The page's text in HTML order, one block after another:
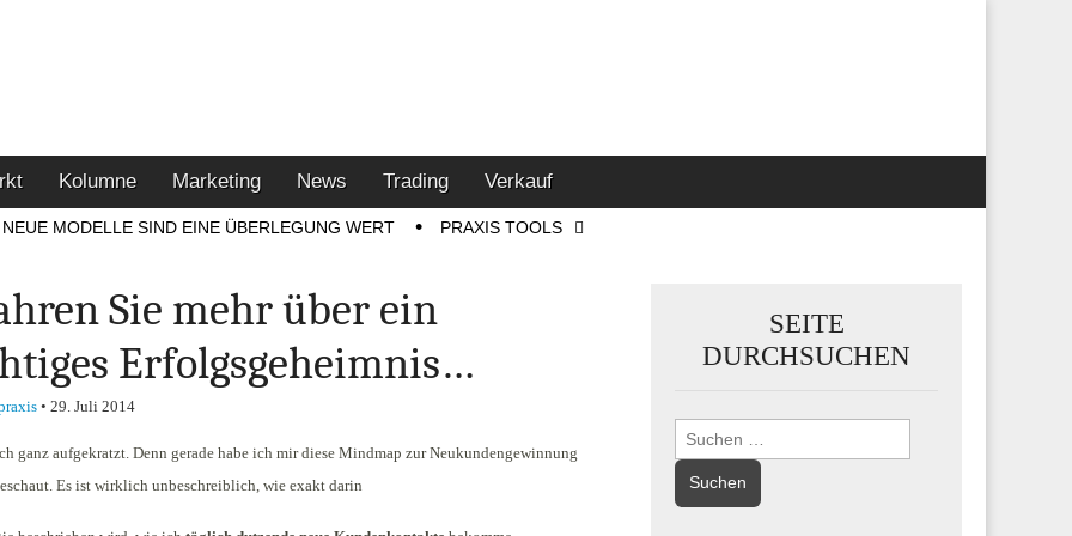
Kolumne Marketing News Trading Verkauf
NEUE MODELLE SIND EINE ÜBERLEGUNG WERT PRAXIS TOOLS
Sie mehr über ein
Erfolgsgeheimnis…
• 29. Juli 2014
ganz aufgekratzt. Denn gerade habe ich mir diese Mindmap zur Neukundengewinnung
Es ist wirklich unbeschreiblich, wie exakt darin
SEITE
DURCHSUCHEN
Suchen
nach: